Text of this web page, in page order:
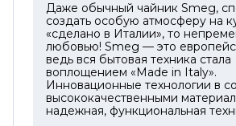
Даже обычный чайник Smeg,
создать особую атмосферу на
«сделано в Италии», то
любовью! Smeg — это
ведь вся бытовая техника стала
воплощением «Made in Italy».
Инновационные технологии в
высококачественными
надежная, функциональная